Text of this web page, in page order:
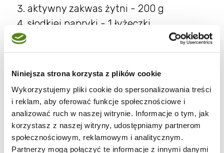
Niniejsza strona korzysta z plików cookie
Wykorzystujemy pliki cookie do spersonalizowania treści
i reklam, aby oferować funkcje społecznościowe i
analizować ruch w naszej witrynie. Informacje o tym, jak
korzystasz z naszej witryny, udostępniamy partnerom
społecznościowym, reklamowym i analitycznym.
Partnerzy mogą połączyć te informacje z innymi danymi
aktywny zakwas żytni - 200 g
słodkiej papryki - 1 łyżeczki
wędzonej papryki - 1 łyżeczki
papryki - 2 szt.
sól - 12 g
Potrzebne narzędzia: